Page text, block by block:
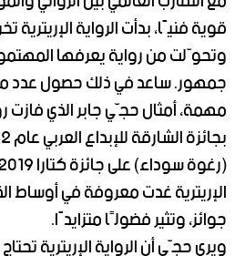
قوية فنيًا، بدأت الرواية الإريترية
وتحوّلت من رواية يعرفها
جمهور. ساعد في ذلك حصول عدد
مهمة، أمثال حجّي جابر الذي فازت
الإريترية غدت معروفة في أوساط
جوائز، وتثير فضولًا متزايدًا.
ويرى حجّي أن الرواية الإريترية